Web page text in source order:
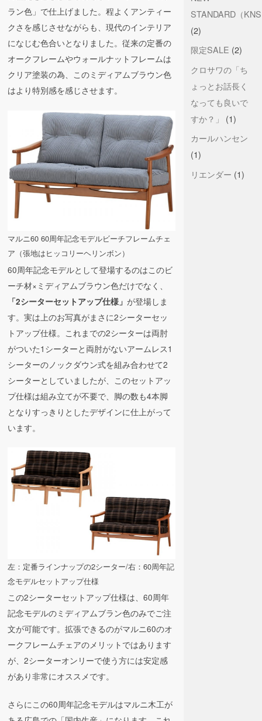
ラン色」で仕上げました。程よくアンティー
クさを感じさせながらも、現代のインテリア
になじむ色合いとなりました。従来の定番の
オークフレームやウォールナットフレームは
クリア塗装の為、このミディアムブラウン色
はより特別感を感じさせます。
マルニ60 60周年記念モデルビーチフレームチェ
ア（張地はヒッコリーヘリンボン）
60周年記念モデルとして登場するのはこのビ
ーチ材×ミディアムブラウン色だけでなく、
「2シーターセットアップ仕様」 が登場しま
す。実は上のお写真がまさに2シーターセッ
トアップ仕様。これまでの2シーターは両肘
がついた1シーターと両肘がないアームレス1
シーターのノックダウン式を組み合わせて2
シーターとしていましたが、このセットアッ
プ仕様は組み立てが不要で、脚の数も4本脚
となりすっきりとしたデザインに仕上がって
います。
左：定番ラインナップの2シーター/右：60周年記
念モデルセットアップ仕様
この2シーターセットアップ仕様は、60周年
記念モデルのミディアムブラン色のみでご注
文が可能です。拡張できるのがマルニ60のオ
ークフレームチェアのメリットではあります
が、2シーターオンリーで使う方には安定感
があり非常にオススメです。
さらにこの60周年記念モデルはマルニ木工が
STANDARD（
(2)
限定SALE (2)
クロサワの「ち
ょっとお話長く
なっても良いで
すか？」
(1)
カールハンセン
(1)
リエンダー (1)